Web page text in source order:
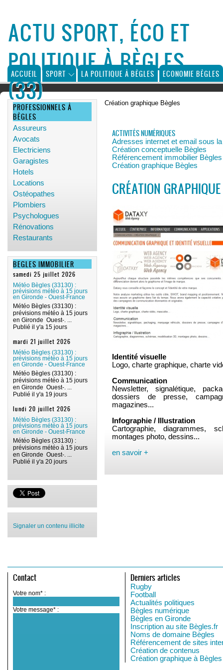
ACTU SPORT, ÉCO ET
POLITIQUE À BÈGLES
(33)
ACCUEIL SPORT LA POLITIQUE À BÈGLES ECONOMIE BÈGLES
PROFESSIONNELS À
BÈGLES
Assureurs
Avocats
Electriciens
Garagistes
Hotels
Locations
Ostéopathes
Plombiers
Psychologues
Rénovations
Restaurants
BEGLES IMMOBILIER
samedi 25 juillet 2026
Météo Bègles (33130) :
prévisions météo à 15 jours
en Gironde - Ouest-France
Météo Bègles (33130) :
prévisions météo à 15 jours
en Gironde Ouest-. ...
Publié il y'a 15 jours
mardi 21 juillet 2026
Météo Bègles (33130) :
prévisions météo à 15 jours
en Gironde - Ouest-France
Météo Bègles (33130) :
prévisions météo à 15 jours
en Gironde Ouest-. ...
Publié il y'a 19 jours
lundi 20 juillet 2026
Météo Bègles (33130) :
prévisions météo à 15 jours
en Gironde - Ouest-France
Météo Bègles (33130) :
prévisions météo à 15 jours
en Gironde Ouest-. ...
Publié il y'a 20 jours
Signaler un contenu illicite
Création graphique Bègles
ACTIVITÉS NUMÉRIQUES
Adresses internet et email sous
Création conceptuelle Bègles
Référencement immobilier Bègles
Création graphique Bègles
CRÉATION
Identité visuelle
Logo, charte graphique, charte
Communication
Newsletter, signalétique,
dossiers de presse,
magazines...
Infographie / Illustration
Cartographie, diagrammes,
montages photo, dessins...
en savoir +
Contact
Votre nom* :
Votre message* :
Derniers articles
Rugby
Football
Actualités politiques
Bègles numérique
Bègles en Gironde
Inscription au site Bègles.fr
Noms de domaine Bègles
Référencement de sites
Création de contenus
Création graphique à Bègles